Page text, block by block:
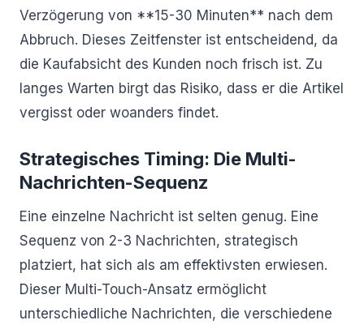
Verzögerung von **15-30 Minuten** nach dem
Abbruch. Dieses Zeitfenster ist entscheidend, da
die Kaufabsicht des Kunden noch frisch ist. Zu
langes Warten birgt das Risiko, dass er die Artikel
vergisst oder woanders findet.
Strategisches Timing: Die Multi-
Nachrichten-Sequenz
Eine einzelne Nachricht ist selten genug. Eine
Sequenz von 2-3 Nachrichten, strategisch
platziert, hat sich als am effektivsten erwiesen.
Dieser Multi-Touch-Ansatz ermöglicht
unterschiedliche Nachrichten, die verschiedene